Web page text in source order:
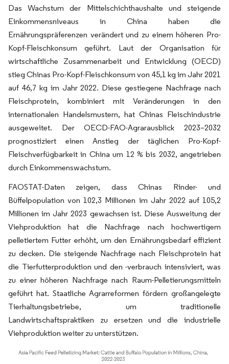
Das Wachstum der Mittelschichthaushalte und steigende
Einkommensniveaus in China haben die
Ernährungspräferenzen verändert und zu einem höheren Pro-
Kopf-Fleischkonsum geführt. Laut der Organisation für
wirtschaftliche Zusammenarbeit und Entwicklung (OECD)
stieg Chinas Pro-Kopf-Fleischkonsum von 45,1 kg im Jahr 2021
auf 46,7 kg im Jahr 2022. Diese gestiegene Nachfrage nach
Fleischprotein, kombiniert mit Veränderungen in den
internationalen Handelsmustern, hat Chinas Fleischindustrie
ausgeweitet. Der OECD-FAO-Agrarausblick 2023–2032
prognostiziert einen Anstieg der täglichen Pro-Kopf-
Fleischverfügbarkeit in China um 12 % bis 2032, angetrieben
durch Einkommenswachstum.
FAOSTAT-Daten zeigen, dass Chinas Rinder- und
Büffelpopulation von 102,3 Millionen im Jahr 2022 auf 105,2
Millionen im Jahr 2023 gewachsen ist. Diese Ausweitung der
Viehproduktion hat die Nachfrage nach hochwertigem
pelletiertem Futter erhöht, um den Ernährungsbedarf effizient
zu decken. Die steigende Nachfrage nach Fleischprotein hat
die Tierfutterproduktion und den -verbrauch intensiviert, was
zu einer höheren Nachfrage nach Raum-Pelletierungsmitteln
geführt hat. Staatliche Agrarreformen fördern großangelegte
Tierhaltungsbetriebe, um traditionelle
Landwirtschaftspraktiken zu ersetzen und die industrielle
Viehproduktion weiter zu unterstützen.